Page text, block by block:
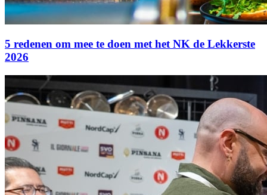
5 redenen om mee te doen met het NK de Lekkerste
2026